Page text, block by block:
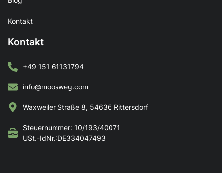
Kontakt
Kontakt
+49 151 61131794
info@moosweg.com
Waxweiler Straße 8, 54636 Rittersdorf
Steuernummer: 10/193/40071
USt.-IdNr.:DE334047493